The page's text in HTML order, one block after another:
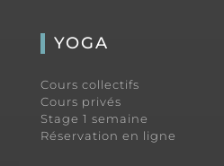
YOGA
Cours collectifs
Cours privés
Stage 1 semaine
Réservation en ligne